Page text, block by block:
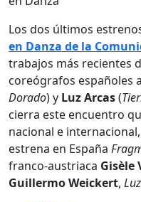
Los dos últimos
en Danza de la
trabajos más recientes
coreógrafos españoles
Dorado) y Luz Arcas(
cierra este encuentro
nacional e
estrena en España
franco-austriaca Gisèle
Guillermo Weickert,